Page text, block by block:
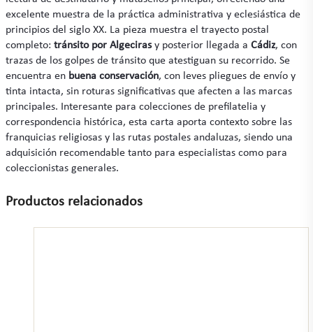
excelente muestra de la práctica administrativa y eclesiástica de
principios del siglo XX. La pieza muestra el trayecto postal
completo: tránsito por Algecirasy posterior llegada a Cádiz, con
trazas de los golpes de tránsito que atestiguan su recorrido. Se
encuentra en buena conservación, con leves pliegues de envío y
tinta intacta, sin roturas significativas que afecten a las marcas
principales. Interesante para colecciones de prefilatelia y
correspondencia histórica, esta carta aporta contexto sobre las
franquicias religiosas y las rutas postales andaluzas, siendo una
adquisición recomendable tanto para especialistas como para
coleccionistas generales.
Productos relacionados